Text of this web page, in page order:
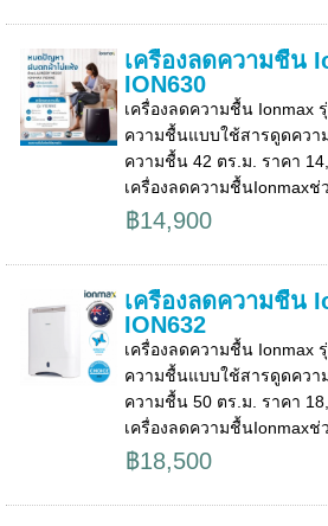
เครื่องลดความชื้น
ION630
เครื่องลดความชื้น Ionmax
ความชื้นแบบใช้สารดูดควา
ความชื้น 42 ตร.ม. ราคา
เครื่องลดความชื้นIonmaxช่
฿14,900
เครื่องลดความชื้น
ION632
เครื่องลดความชื้น Ionmax
ความชื้นแบบใช้สารดูดควา
ความชื้น 50 ตร.ม. ราคา
เครื่องลดความชื้นIonmaxช่
฿18,500